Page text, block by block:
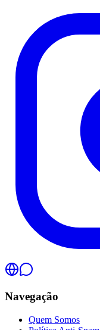
Navegação
Quem Somos